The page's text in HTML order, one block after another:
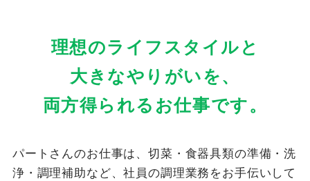
理想のライフスタイルと
大きなやりがいを、
両方得られるお仕事です。
パートさんのお仕事は、切菜・食器具類の準備・洗
浄・調理補助など、社員の調理業務をお手伝いして